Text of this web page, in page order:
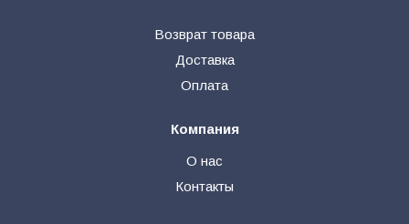
Возврат товара
Доставка
Оплата
Компания
О нас
Контакты